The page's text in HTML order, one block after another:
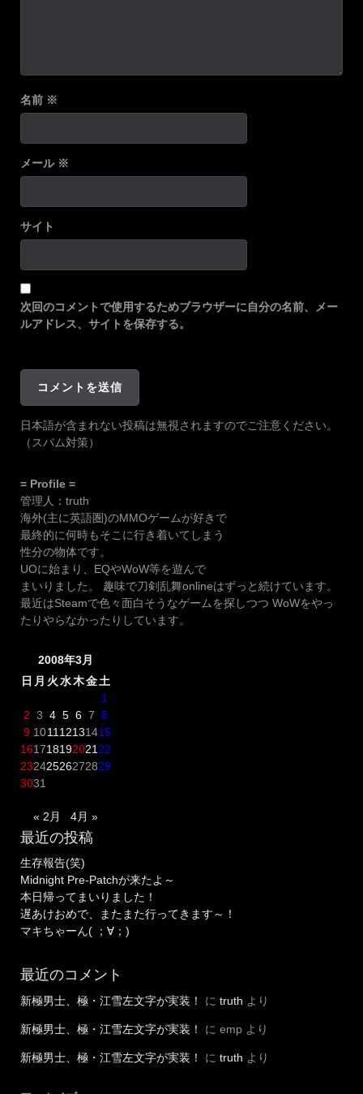
名前 ※
メール ※
サイト
次回のコメントで使用するためブラウザーに自分の名前、メー
ルアドレス、サイトを保存する。
日本語が含まれない投稿は無視されますのでご注意ください。
（スパム対策）
= Profile =
管理人：truth
海外(主に英語圏)のMMOゲームが好きで
最終的に何時もそこに行き着いてしまう
性分の物体です。
UOに始まり、EQやWoW等を遊んで
まいりました。 趣味で刀剣乱舞onlineはずっと続けています。
最近はSteamで色々面白そうなゲームを探しつつ WoWをやっ
たりやらなかったりしています。
2008年3月
日 月 火水木金土
1
2 3 4 5 6 7 8
9 1011 12131415
161718192021 22
23242526272829
3031
« 2月 4月 »
最近の投稿
生存報告(笑)
Midnight Pre-Patchが来たよ～
本日帰ってまいりました！
遅あけおめで、またまた行ってきます～！
マキちゃーん( ；∀；)
最近のコメント
新極男士、極・江雪左文字が実装！ に truth より
新極男士、極・江雪左文字が実装！ に emp より
新極男士、極・江雪左文字が実装！ に truth より